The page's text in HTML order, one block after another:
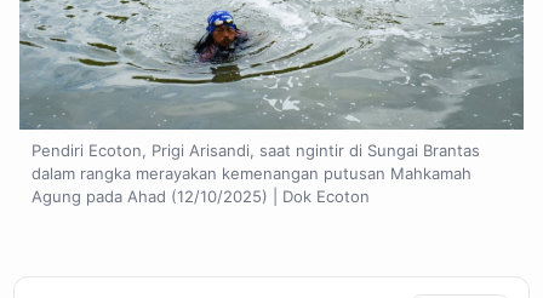
Pendiri Ecoton, Prigi Arisandi, saat ngintir di Sungai Brantas
dalam rangka merayakan kemenangan putusan Mahkamah
Agung pada Ahad (12/10/2025) | Dok Ecoton